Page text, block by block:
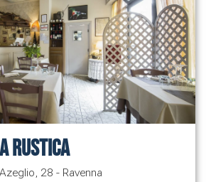
Rustica
28 - Ravenna